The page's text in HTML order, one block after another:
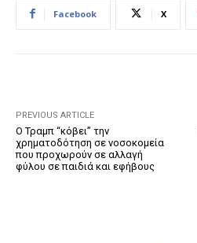
Facebook X
PREVIOUS ARTICLE
Ο Τραμπ “κόβει” την
χρηματοδότηση σε νοσοκομεία
που προχωρούν σε αλλαγή
φύλου σε παιδιά και εφήβους